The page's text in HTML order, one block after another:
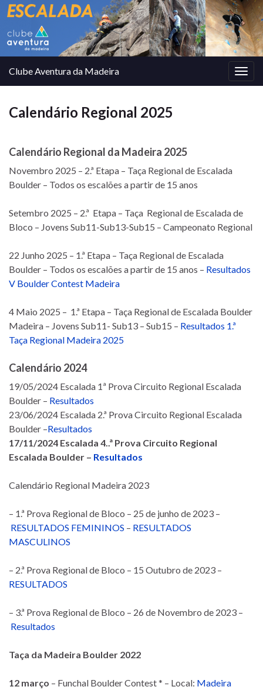
Clube Aventura da Madeira
Calendário Regional 2025
Calendário Regional da Madeira 2025
Novembro 2025 – 2.ª Etapa – Taça Regional de Escalada
Boulder – Todos os escalões a partir de 15 anos
Setembro 2025 – 2.ª Etapa – Taça Regional de Escalada de
Bloco – Jovens Sub11-Sub13-Sub15 – Campeonato Regional
22 Junho 2025 – 1.ª Etapa – Taça Regional de Escalada
Boulder – Todos os escalões a partir de 15 anos – Resultados
V Boulder Contest Madeira
4 Maio 2025 – 1.ª Etapa – Taça Regional de Escalada Boulder
Madeira – Jovens Sub11- Sub13 – Sub15 – Resultados 1.ª
Taça Regional Madeira 2025
Calendário 2024
19/05/2024 Escalada 1ª Prova Circuito Regional Escalada
Boulder – Resultados
23/06/2024 Escalada 2.ª Prova Circuito Regional Escalada
Boulder –Resultados
17/11/2024 Escalada 4..ª Prova Circuito Regional
Escalada Boulder – Resultados
Calendário Regional Madeira 2023
– 1.ª Prova Regional de Bloco – 25 de junho de 2023 –
RESULTADOS FEMININOS – RESULTADOS
MASCULINOS
– 2.ª Prova Regional de Bloco – 15 Outubro de 2023 –
RESULTADOS
– 3.ª Prova Regional de Bloco – 26 de Novembro de 2023 –
Resultados
Taça da Madeira Boulder 2022
12 março – Funchal Boulder Contest * – Local: Madeira